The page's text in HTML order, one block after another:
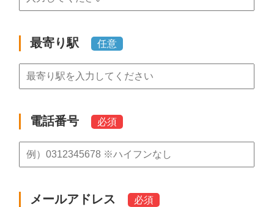
最寄り駅 任意
電話番号 必須
メールアドレス 必須